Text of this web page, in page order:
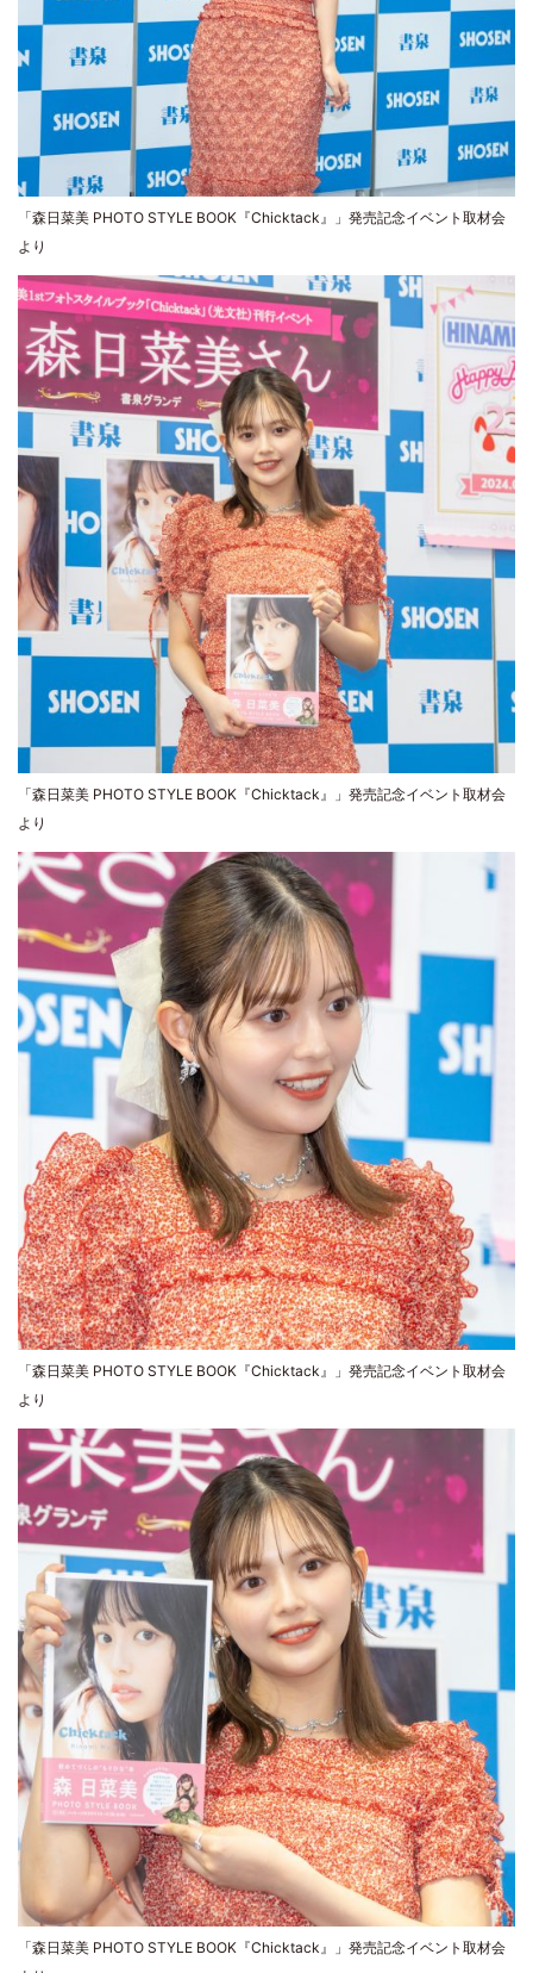
「森日菜美 PHOTO STYLE BOOK『Chicktack』」発売記念イベント取材会
より
「森日菜美 PHOTO STYLE BOOK『Chicktack』」発売記念イベント取材会
より
「森日菜美 PHOTO STYLE BOOK『Chicktack』」発売記念イベント取材会
より
「森日菜美 PHOTO STYLE BOOK『Chicktack』」発売記念イベント取材会